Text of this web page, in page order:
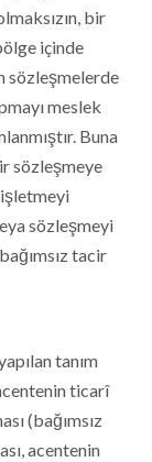
bir
içinde
sözleşmelerde
meslek
Buna
sözleşmeye
sözleşmeyi
tacir
tanım
ticarî
(bağımsız
acentenin